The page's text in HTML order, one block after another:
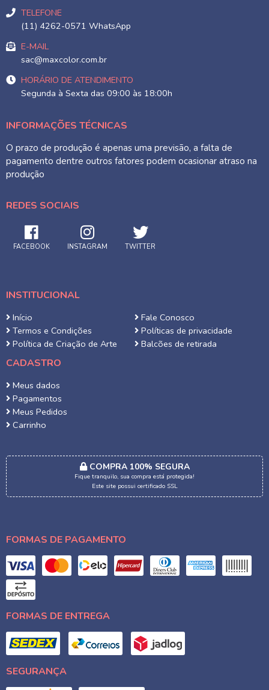
TELEFONE
(11) 4262-0571 WhatsApp
E-MAIL
sac@maxcolor.com.br
HORÁRIO DE ATENDIMENTO
Segunda à Sexta das 09:00 às 18:00h
INFORMAÇÕES TÉCNICAS
O prazo de produção é apenas uma previsão, a falta de
pagamento dentre outros fatores podem ocasionar atraso na
produção
REDES SOCIAIS
FACEBOOK INSTAGRAM TWITTER
INSTITUCIONAL
Início
Fale Conosco
Termos e Condições
Políticas de privacidade
Política de Criação de Arte
Balcões de retirada
CADASTRO
Meus dados
Pagamentos
Meus Pedidos
Carrinho
COMPRA 100% SEGURA
Fique tranquilo, sua compra está protegida!
Este site possui certificado SSL
FORMAS DE PAGAMENTO
FORMAS DE ENTREGA
SEGURANÇA